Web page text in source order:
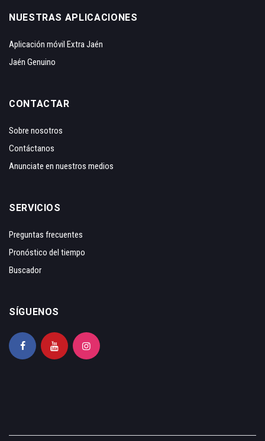
NUESTRAS APLICACIONES
Aplicación móvil Extra Jaén
Jaén Genuino
CONTACTAR
Sobre nosotros
Contáctanos
Anunciate en nuestros medios
SERVICIOS
Preguntas frecuentes
Pronóstico del tiempo
Buscador
SÍGUENOS